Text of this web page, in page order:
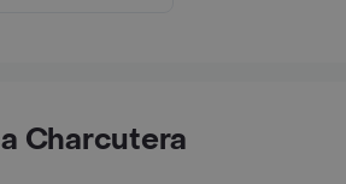
Charcutera